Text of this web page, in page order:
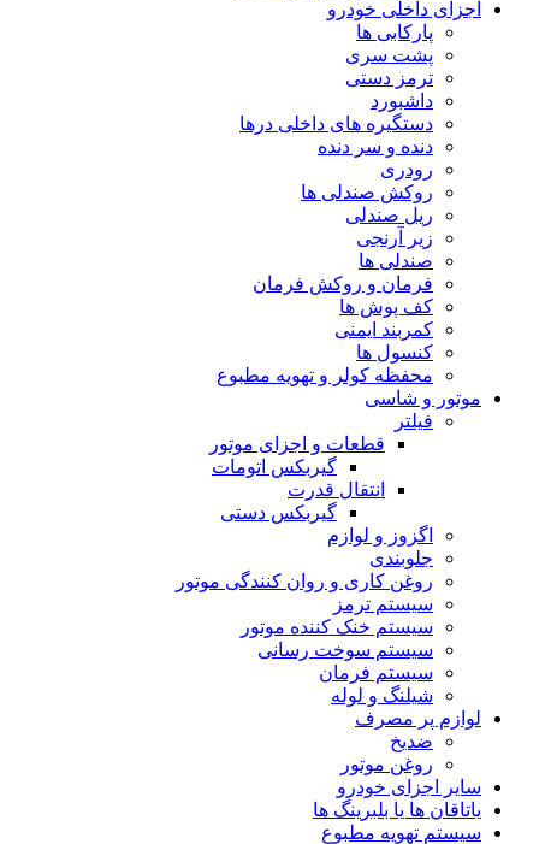
اجزای داخلی خودرو
پارکابی ها
پشت سری
ترمز دستی
داشبورد
دستگیره های داخلی درها
دنده و سر دنده
رودری
روکش صندلی ها
ریل صندلی
زیر آرنجی
صندلی ها
فرمان و روکش فرمان
کف پوش ها
کمربند ایمنی
کنسول ها
محفظه کولر و تهویه مطبوع
موتور و شاسی
فیلتر
قطعات و اجزای موتور
گیربکس اتومات
انتقال قدرت
گیربکس دستی
اگزوز و لوازم
جلوبندی
روغن کاری و روان کنندگی موتور
سیستم ترمز
سیستم خنک کننده موتور
سیستم سوخت رسانی
سیستم فرمان
شیلنگ و لوله
لوازم پر مصرف
ضدیخ
روغن موتور
سایر اجزای خودرو
یاتاقان ها یا بلبرینگ ها
سیستم تهویه مطبوع